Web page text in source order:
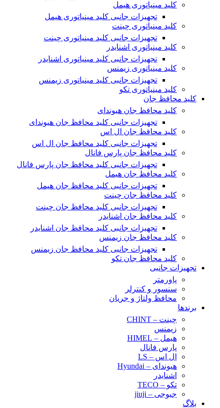
کلید مینیاتوری هیمل
تجهیزات جانبی کلید مینیاتوری هیمل
کلید مینیاتوری چینت
تجهیزات جانبی کلید مینیاتوری چینت
کلید مینیاتوری اشنایدر
تجهیزات جانبی کلید مینیاتوری اشنایدر
کلید مینیاتوری زیمنس
تجهیزات جانبی کلید مینیاتوری زیمنس
کلید مینیاتوری تکو
کلید محافظ جان
کلید محافظ جان هیوندای
تجهیزات جانبی کلید محافظ جان هیوندای
کلید محافظ جان ال اس
تجهیزات جانبی کلید محافظ جان ال اس
کلید محافظ جان پارس فانال
تجهیزات جانبی کلید محافظ جان پارس فانال
کلید محافظ جان هیمل
تجهیزات جانبی کلید محافظ جان هیمل
کلید محافظ جان چینت
تجهیزات جانبی کلید محافظ جان چینت
کلید محافظ جان اشنایدر
تجهیزات جانبی کلید محافظ جان اشنایدر
کلید محافظ جان زیمنس
تجهیزات جانبی کلید محافظ جان زیمنس
کلید محافظ جان تکو
تجهیزات جانبی
پاورمتر
سنسور و کنترلر
محافظ ولتاژ و‌ جریان
برندها
چینت – CHINT
زیمنس
هیمل – HIMEL
پارس فانال
ال اس – LS
هیوندای – Hyundai
اشنایدر
تکو – TECO
جیوجی – jiuji
بلاگ